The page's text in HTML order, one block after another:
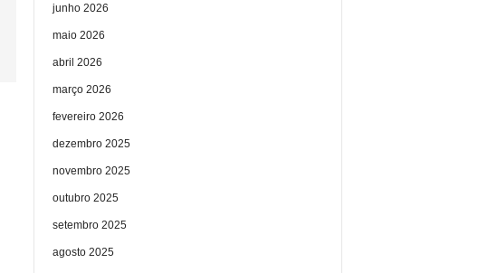
junho 2026
maio 2026
abril 2026
março 2026
fevereiro 2026
dezembro 2025
novembro 2025
outubro 2025
setembro 2025
agosto 2025